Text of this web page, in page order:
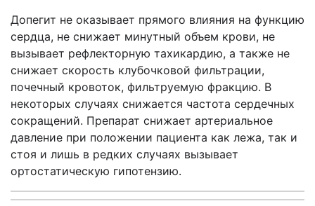
Допегит не оказывает прямого влияния на функцию
сердца, не снижает минутный объем крови, не
вызывает рефлекторную тахикардию, а также не
снижает скорость клубочковой фильтрации,
почечный кровоток, фильтруемую фракцию. В
некоторых случаях снижается частота сердечных
сокращений. Препарат снижает артериальное
давление при положении пациента как лежа, так и
стоя и лишь в редких случаях вызывает
ортостатическую гипотензию.